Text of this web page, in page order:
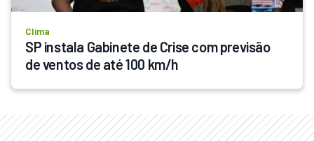
Clima
SP instala Gabinete de Crise com previsão
de ventos de até 100 km/h